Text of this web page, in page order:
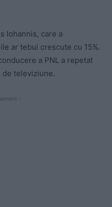
Iohannis, care a
ar tebui crescute cu 15%.
a PNL a repetat
de televiziune.
-